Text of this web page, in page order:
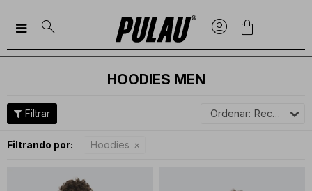

HOODIES MEN
Recomendados
Filtrando por: Hoodies